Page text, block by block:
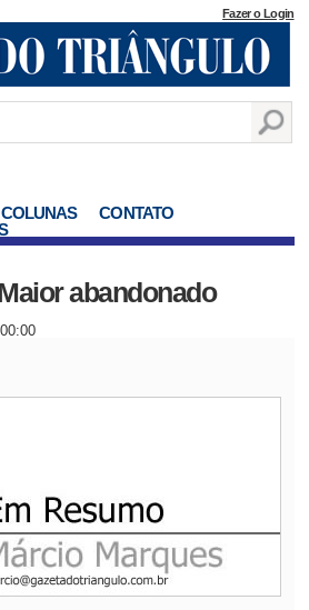
Fazer o Login
COLUNAS
CONTATO
abandonado